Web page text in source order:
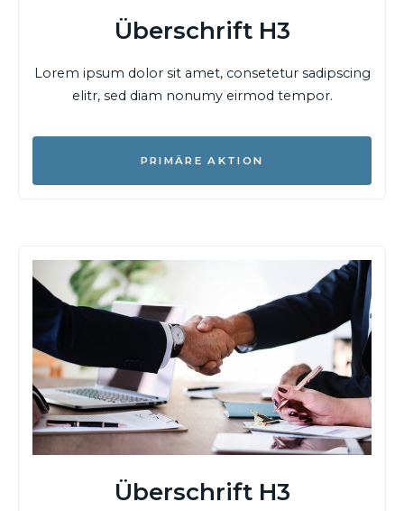
Überschrift H3
Lorem ipsum dolor sit amet, consetetur sadipscing
elitr, sed diam nonumy eirmod tempor.
PRIMÄRE AKTION
Überschrift H3